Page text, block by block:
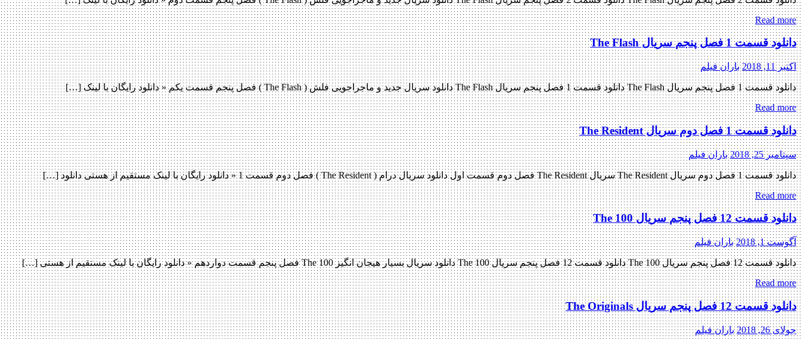
Read more
دانلود قسمت 1 فصل پنجم سریال The Flash
اکتبر 11, 2018 باران فیلم
دانلود قسمت 1 فصل پنجم سریال The Flash دانلود قسمت 1 فصل پنجم سریال The Flash دانلود سریال جدید و ماجراجویی فلش ( The Flash ) فصل پنجم قسمت یکم « دانلود رایگان با لینک […]
Read more
دانلود قسمت 1 فصل دوم سریال The Resident
سپتامبر 25, 2018 باران فیلم
دانلود قسمت 1 فصل دوم سریال The Resident سریال The Resident فصل دوم قسمت اول دانلود سریال درام ( The Resident ) فصل دوم قسمت 1 « دانلود رایگان با لینک مستقیم از هستی دانلود […]
Read more
دانلود قسمت 12 فصل پنجم سریال The 100
آگوست 1, 2018 باران فیلم
دانلود قسمت 12 فصل پنجم سریال The 100 دانلود قسمت 12 فصل پنجم سریال The 100 دانلود سریال بسیار هیجان انگیز The 100 فصل پنجم قسمت دواردهم « دانلود رایگان با لینک مستقیم از هستی […]
Read more
دانلود قسمت 12 فصل پنجم سریال The Originals
جولای 26, 2018 باران فیلم